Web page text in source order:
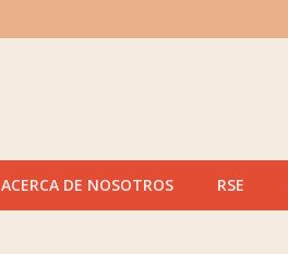
ACERCA DE NOSOTROS RSE